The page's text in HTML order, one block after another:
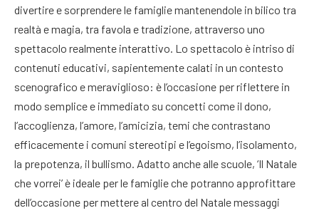
divertire e sorprendere le famiglie mantenendole in bilico tra
realtà e magia, tra favola e tradizione, attraverso uno
spettacolo realmente interattivo. Lo spettacolo è intriso di
contenuti educativi, sapientemente calati in un contesto
scenografico e meraviglioso: è l’occasione per riflettere in
modo semplice e immediato su concetti come il dono,
l’accoglienza, l’amore, l’amicizia, temi che contrastano
efficacemente i comuni stereotipi e l’egoismo, l’isolamento,
la prepotenza, il bullismo. Adatto anche alle scuole, ‘Il Natale
che vorrei’ è ideale per le famiglie che potranno approfittare
dell’occasione per mettere al centro del Natale messaggi